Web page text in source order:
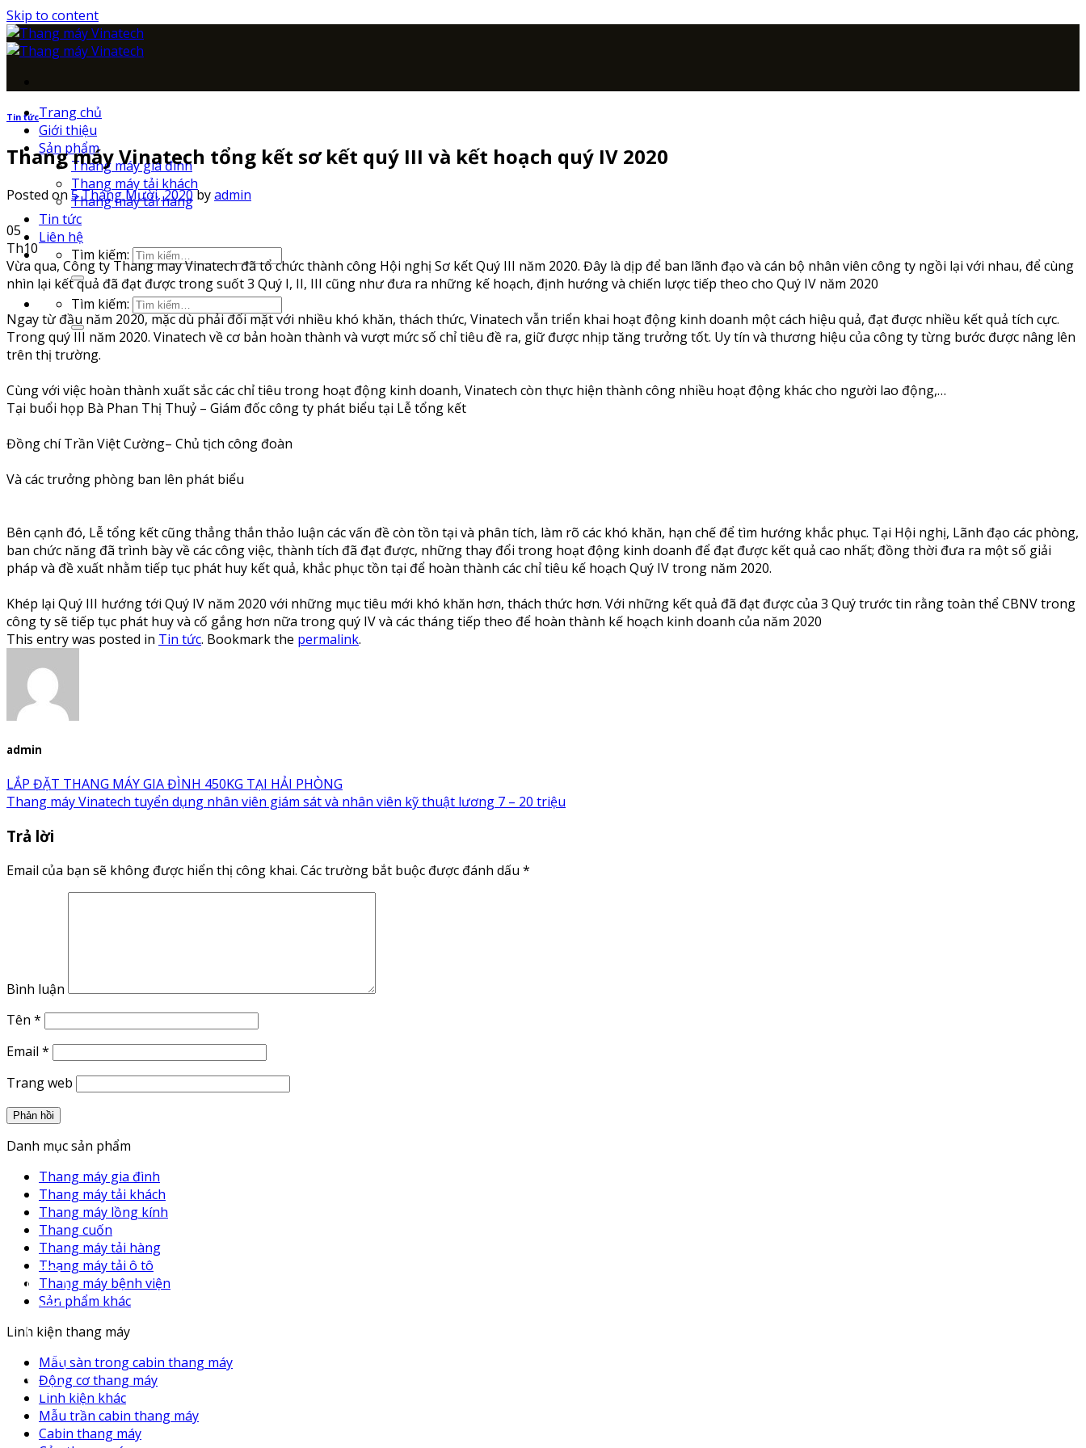
Skip to content
Trang chủ
Giới thiệu
Sản phẩm
Thang máy gia đình
Thang máy tải khách
Thang máy tải hàng
Tin tức
Liên hệ
Tìm kiếm:
Tìm kiếm:
Tin tức
Thang máy Vinatech tổng kết sơ kết quý III và kết hoạch quý IV 2020
Posted on 5 Tháng Mười, 2020byadmin
05
Th10
Vừa qua, Công ty Thang may Vinatech đã tổ chức thành công Hội nghị Sơ kết Quý III năm 2020. Đây là dịp để ban lãnh đạo và cán bộ nhân viên công ty ngồi lại với nhau, để cùng
nhìn lại kết quả đã đạt được trong suốt 3 Quý I, II, III cũng như đưa ra những kế hoạch, định hướng và chiến lược tiếp theo cho Quý IV năm 2020
Ngay từ đầu năm 2020, mặc dù phải đối mặt với nhiều khó khăn, thách thức, Vinatech vẫn triển khai hoạt động kinh doanh một cách hiệu quả, đạt được nhiều kết quả tích cực.
Trong quý III năm 2020. Vinatech về cơ bản hoàn thành và vượt mức số chỉ tiêu đề ra, giữ được nhịp tăng trưởng tốt. Uy tín và thương hiệu của công ty từng bước được nâng lên
trên thị trường.
Cùng với việc hoàn thành xuất sắc các chỉ tiêu trong hoạt động kinh doanh, Vinatech còn thực hiện thành công nhiều hoạt động khác cho người lao động,…
Tại buổi họp Bà Phan Thị Thuỷ – Giám đốc công ty phát biểu tại Lễ tổng kết
Đồng chí Trần Việt Cường– Chủ tịch công đoàn
Và các trưởng phòng ban lên phát biểu
Bên cạnh đó, Lễ tổng kết cũng thẳng thắn thảo luận các vấn đề còn tồn tại và phân tích, làm rõ các khó khăn, hạn chế để tìm hướng khắc phục. Tại Hội nghị, Lãnh đạo các phòng,
ban chức năng đã trình bày về các công việc, thành tích đã đạt được, những thay đổi trong hoạt động kinh doanh để đạt được kết quả cao nhất; đồng thời đưa ra một số giải
pháp và đề xuất nhằm tiếp tục phát huy kết quả, khắc phục tồn tại để hoàn thành các chỉ tiêu kế hoạch Quý IV trong năm 2020.
Khép lại Quý III hướng tới Quý IV năm 2020 với những mục tiêu mới khó khăn hơn, thách thức hơn. Với những kết quả đã đạt được của 3 Quý trước tin rằng toàn thể CBNV trong
công ty sẽ tiếp tục phát huy và cố gắng hơn nữa trong quý IV và các tháng tiếp theo để hoàn thành kế hoạch kinh doanh của năm 2020
This entry was posted in Tin tức. Bookmark the permalink.
admin
LẮP ĐẶT THANG MÁY GIA ĐÌNH 450KG TẠI HẢI PHÒNG
Thang máy Vinatech tuyển dụng nhân viên giám sát và nhân viên kỹ thuật lương 7 – 20 triệu
Trả lời
Email của bạn sẽ không được hiển thị công khai. Các trường bắt buộc được đánh dấu *
Bình luận
Tên *
Email *
Trang web
Danh mục sản phẩm
Thang máy gia đình
Thang máy tải khách
Thang máy lồng kính
Thang cuốn
Thang máy tải hàng
Thang máy tải ô tô
Thang máy bệnh viện
Sản phẩm khác
Linh kiện thang máy
Mẫu sàn trong cabin thang máy
Động cơ thang máy
Linh kiện khác
Mẫu trần cabin thang máy
Cabin thang máy